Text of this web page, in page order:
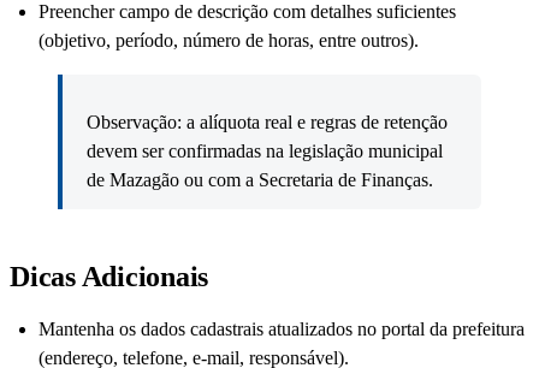
Preencher campo de descrição com detalhes suficientes
(objetivo, período, número de horas, entre outros).
Observação: a alíquota real e regras de retenção
devem ser confirmadas na legislação municipal
de Mazagão ou com a Secretaria de Finanças.
Dicas Adicionais
Mantenha os dados cadastrais atualizados no portal da prefeitura
(endereço, telefone, e-mail, responsável).